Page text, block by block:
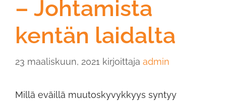
– Johtamista
kentän laidalta
23 maaliskuun, 2021 kirjoittaja admin
Millä eväillä muutoskyvykkyys syntyy